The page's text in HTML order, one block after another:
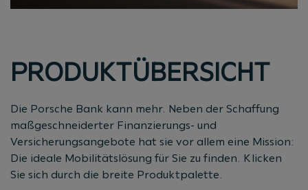
PRODUKTÜBERSICHT
Die Porsche Bank kann mehr. Neben der Schaffung
maßgeschneiderter Finanzierungs- und
Versicherungsangebote hat sie vor allem eine Mission:
Die ideale Mobilitätslösung für Sie zu finden. Klicken
Sie sich durch die breite Produktpalette.